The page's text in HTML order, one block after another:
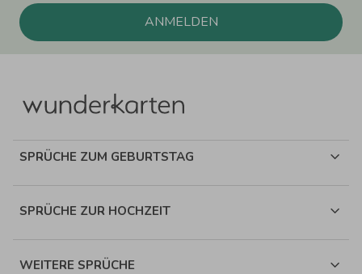
ANMELDEN
SPRÜCHE ZUM GEBURTSTAG
SPRÜCHE ZUR HOCHZEIT
WEITERE SPRÜCHE